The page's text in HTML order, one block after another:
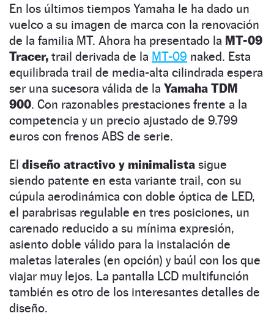
En los últimos tiempos Yamaha le ha dado un
vuelco a su imagen de marca con la renovación
de la familia MT. Ahora ha presentado la MT-09
Tracer, trail derivada de la MT-09 naked. Esta
equilibrada trail de media-alta cilindrada espera
ser una sucesora válida de la Yamaha TDM
900. Con razonables prestaciones frente a la
competencia y un precio ajustado de 9.799
euros con frenos ABS de serie.
El diseño atractivo y minimalista sigue
siendo patente en esta variante trail, con su
cúpula aerodinámica con doble óptica de LED,
el parabrisas regulable en tres posiciones, un
carenado reducido a su mínima expresión,
asiento doble válido para la instalación de
maletas laterales (en opción) y baúl con los que
viajar muy lejos. La pantalla LCD multifunción
también es otro de los interesantes detalles de
diseño.